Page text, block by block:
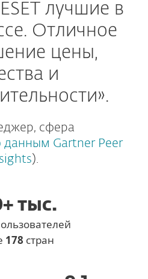
лучшие в
Отличное
цены,
и
сфера
данным Gartner Peer
).
тыс.
178 стран